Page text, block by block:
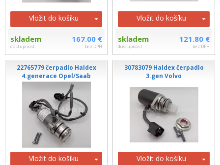
Vložit do košíku
skladem
dostupnost
167.00 €
bez DPH
Vložit do košíku
skladem
dostupnost
121.80 €
bez DPH
22765779 čerpadlo Haldex
4.generace Opel/Saab
Vložit do košíku
30783079 Haldex čerpadlo
3.gen Volvo
Vložit do košíku